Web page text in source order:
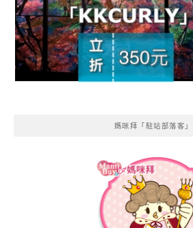
媽咪拜「駐站部落客」